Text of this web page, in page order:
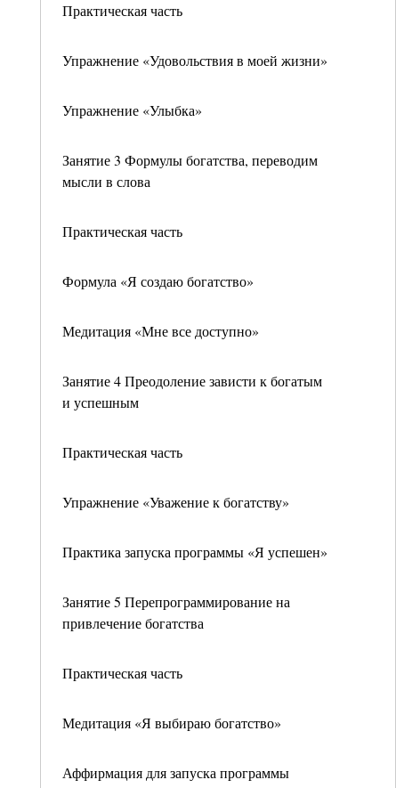
Практическая часть
Упражнение «Удовольствия в моей жизни»
Упражнение «Улыбка»
Занятие 3 Формулы богатства, переводим
мысли в слова
Практическая часть
Формула «Я создаю богатство»
Медитация «Мне все доступно»
Занятие 4 Преодоление зависти к богатым
и успешным
Практическая часть
Упражнение «Уважение к богатству»
Практика запуска программы «Я успешен»
Занятие 5 Перепрограммирование на
привлечение богатства
Практическая часть
Медитация «Я выбираю богатство»
Аффирмация для запуска программы